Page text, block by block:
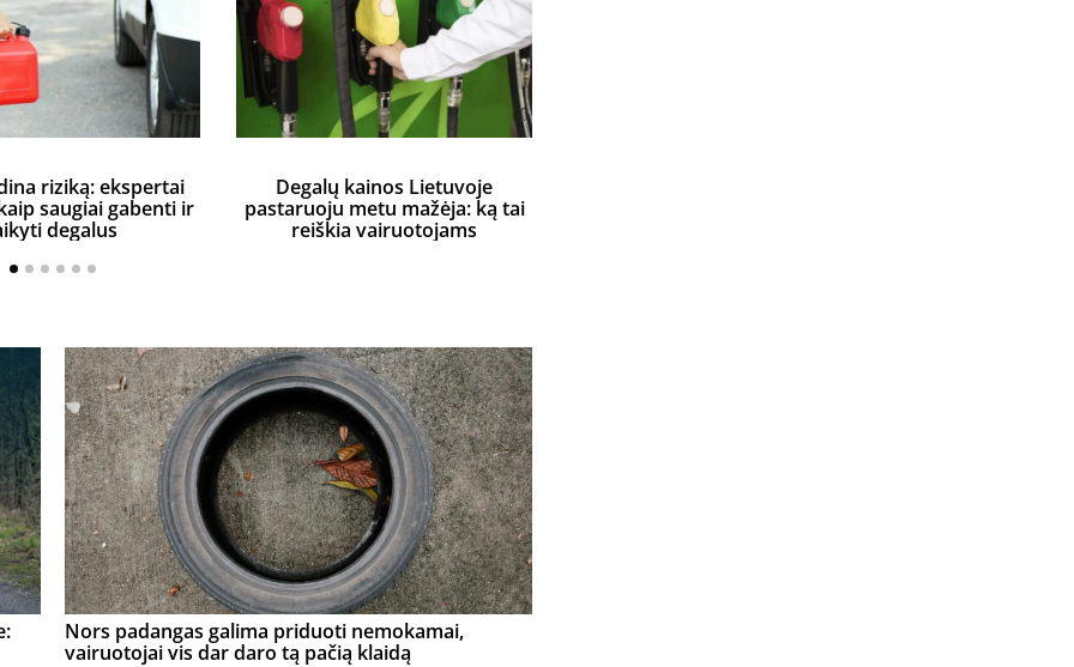
riziką: ekspertai
saugiai gabenti ir
degalus
Degalų kainos Lietuvoje
pastaruoju metu mažėja: ką tai
reiškia vairuotojams
Nors padangas galima priduoti nemokamai,
vairuotojai vis dar daro tą pačią klaidą